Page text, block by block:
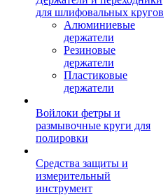
для шлифовальных кругов
Алюминиевые
держатели
Резиновые
держатели
Пластиковые
держатели
Войлоки фетры и
размывочные круги для
полировки
Средства защиты и
измерительный
инструмент